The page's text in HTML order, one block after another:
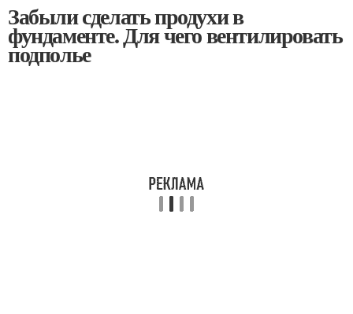
Забыли сделать продухи в
фундаменте. Для чего вентилировать
подполье